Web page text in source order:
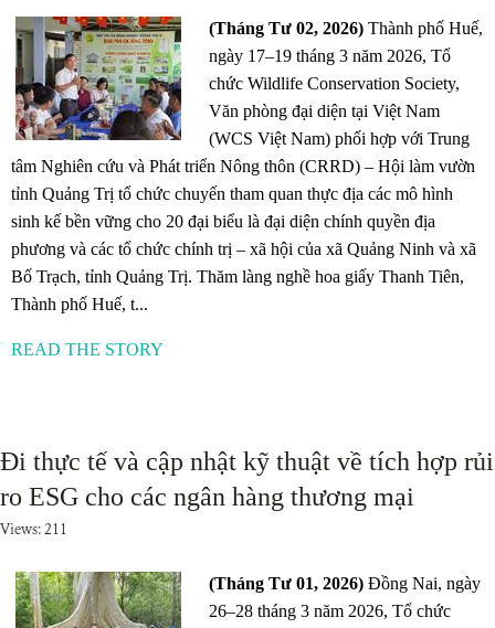
(Tháng Tư 02, 2026) Thành phố Huế,
ngày 17–19 tháng 3 năm 2026, Tổ
chức Wildlife Conservation Society,
Văn phòng đại diện tại Việt Nam
(WCS Việt Nam) phối hợp với Trung
tâm Nghiên cứu và Phát triển Nông thôn (CRRD) – Hội làm vườn
tỉnh Quảng Trị tổ chức chuyến tham quan thực địa các mô hình
sinh kế bền vững cho 20 đại biểu là đại diện chính quyền địa
phương và các tổ chức chính trị – xã hội của xã Quảng Ninh và xã
Bố Trạch, tỉnh Quảng Trị. Thăm làng nghề hoa giấy Thanh Tiên,
Thành phố Huế, t...
READ THE STORY
Đi thực tế và cập nhật kỹ thuật về tích hợp rủi
ro ESG cho các ngân hàng thương mại
Views: 211
(Tháng Tư 01, 2026) Đồng Nai, ngày
26–28 tháng 3 năm 2026, Tổ chức